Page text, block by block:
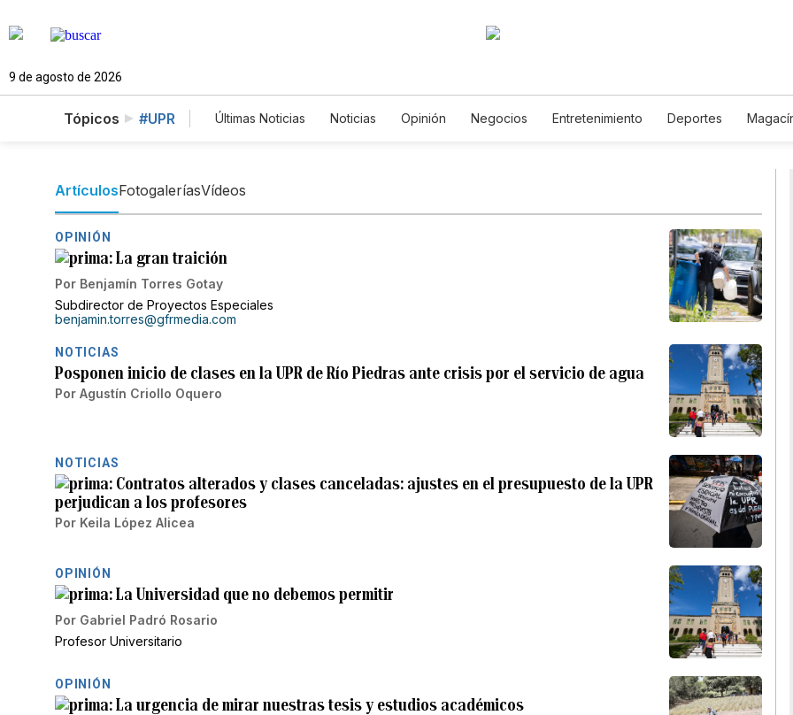
9 de agosto de 2026
Tópicos #UPR Últimas Noticias Noticias Opinión Negocios Entretenimiento Deportes
ArtículosFotogaleríasVídeos
OPINIÓN
La gran traición
Por Benjamín Torres Gotay
Subdirector de Proyectos Especiales
benjamin.torres@gfrmedia.com
NOTICIAS
Posponen inicio de clases en la UPR de Río Piedras ante crisis por el servicio de agua
Por Agustín Criollo Oquero
NOTICIAS
Contratos alterados y clases canceladas: ajustes en el presupuesto de la UPR
perjudican a los profesores
Por Keila López Alicea
OPINIÓN
La Universidad que no debemos permitir
Por Gabriel Padró Rosario
Profesor Universitario
OPINIÓN
La urgencia de mirar nuestras tesis y estudios académicos